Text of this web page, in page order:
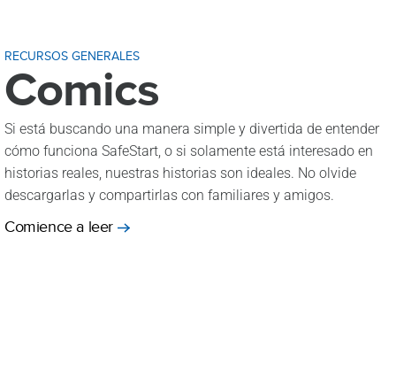
RECURSOS GENERALES
Comics
Si está buscando una manera simple y divertida de entender
cómo funciona SafeStart, o si solamente está interesado en
historias reales, nuestras historias son ideales. No olvide
descargarlas y compartirlas con familiares y amigos.
Comience a leer